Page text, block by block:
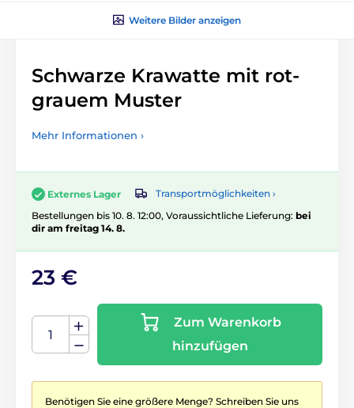
Weitere Bilder anzeigen
Schwarze Krawatte mit rot-
grauem Muster
Mehr Informationen ›
Externes Lager
Transportmöglichkeiten ›
Bestellungen bis 10. 8. 12:00, Voraussichtliche Lieferung: bei
dir am freitag 14. 8.
23 €
Zum Warenkorb
hinzufügen
Benötigen Sie eine größere Menge? Schreiben Sie uns